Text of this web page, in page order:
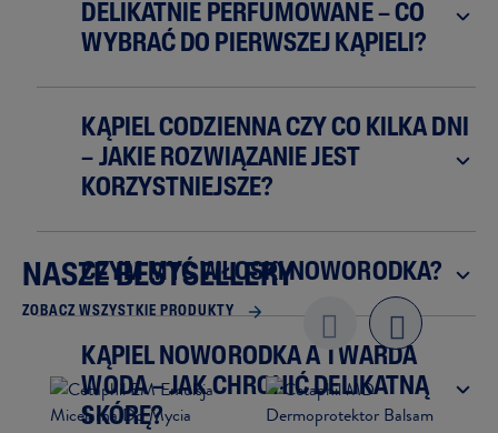
DELIKATNIE PERFUMOWANE – CO
WYBRAĆ DO PIERWSZEJ KĄPIELI?
KĄPIEL CODZIENNA CZY CO KILKA DNI
– JAKIE ROZWIĄZANIE JEST
KORZYSTNIEJSZE?
CZYM MYĆ WŁOSKI NOWORODKA?
KĄPIEL NOWORODKA A TWARDA
WODA – JAK CHRONIĆ DELIKATNĄ
SKÓRĘ?
NASZE BESTSELLERY
ZOBACZ WSZYSTKIE PRODUKTY
Previo
us
next